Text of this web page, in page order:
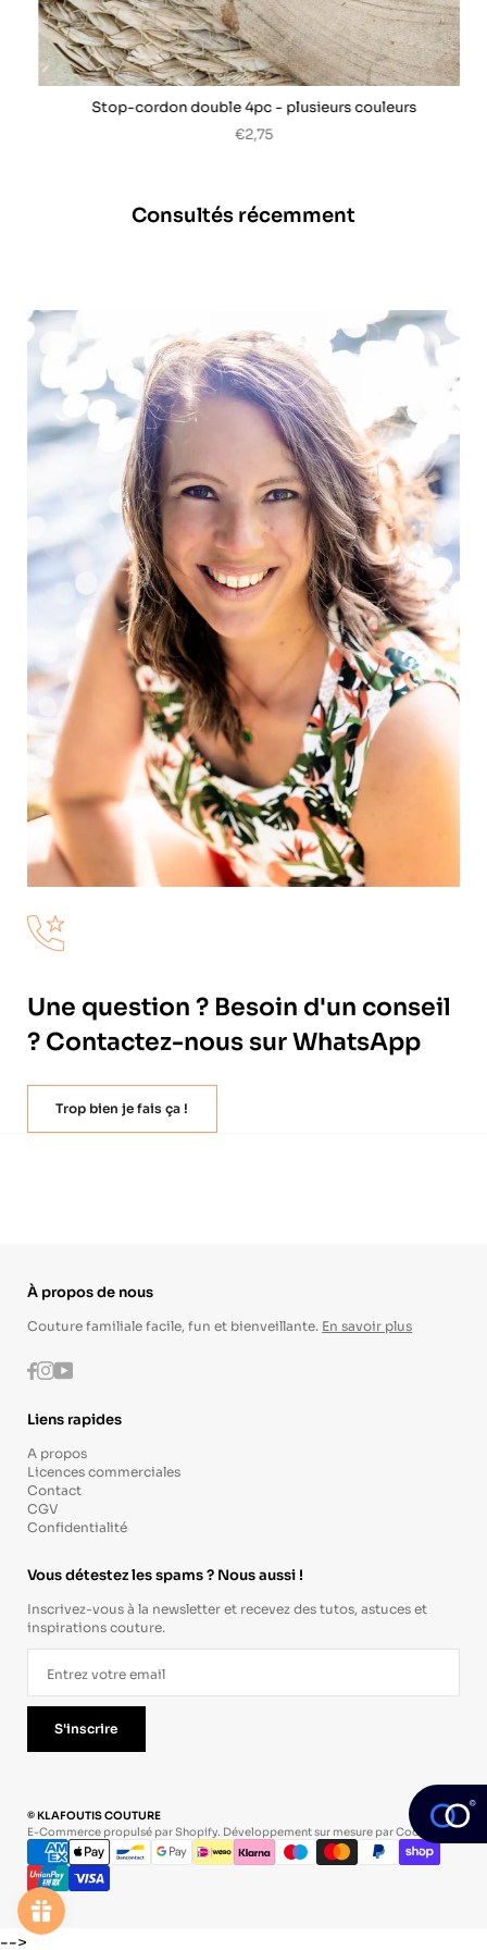
Stop-cordon double 4pc - plusieurs couleurs
€2,75
Consultés récemment
Une question ? Besoin d'un conseil
? Contactez-nous sur WhatsApp
Trop bien je fais ça !
À propos de nous
Couture familiale facile, fun et bienveillante. En savoir plus
Facebook
Instagram
Youtube
Liens rapides
A propos
Licences commerciales
Contact
CGV
Confidentialité
Vous détestez les spams ? Nous aussi !
Inscrivez-vous à la newsletter et recevez des tutos, astuces et
inspirations couture.
S'inscrire
© KLAFOUTIS COUTURE
E-Commerce propulsé par Shopify. Développement sur mesure parCodevo.
-->